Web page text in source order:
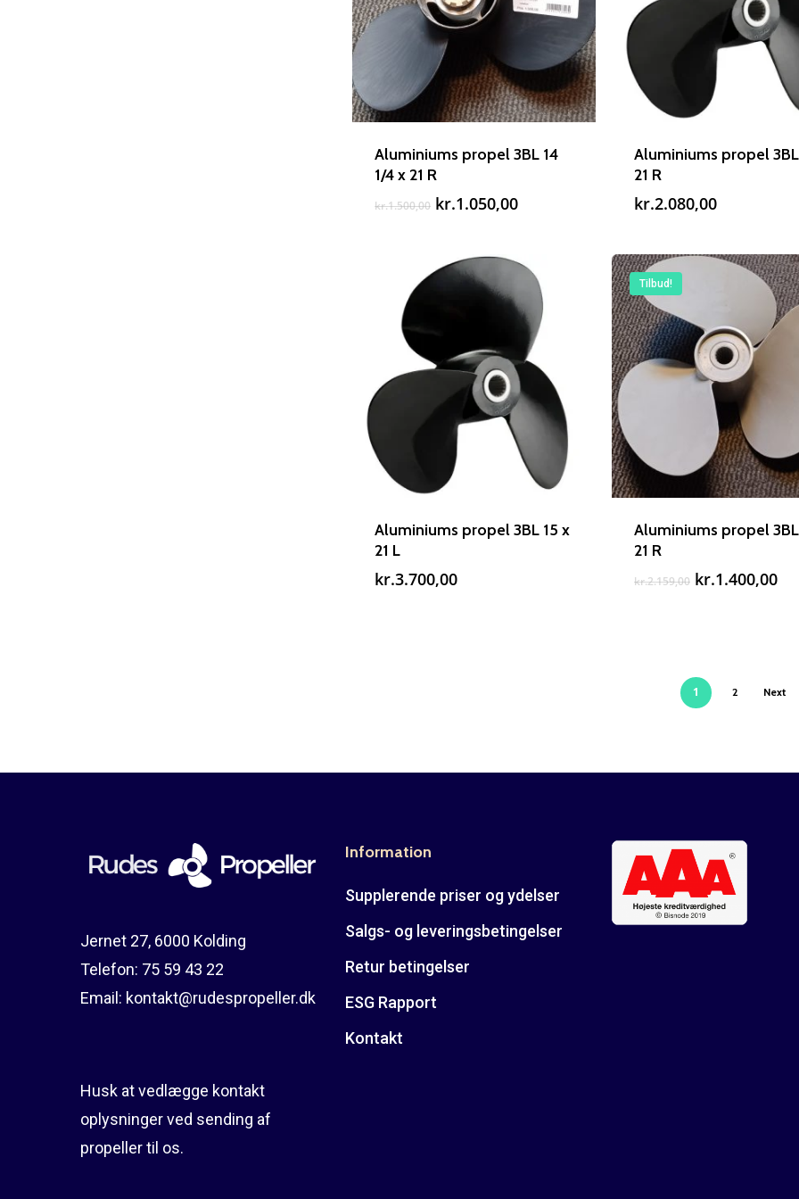
Aluminiums propel 3BL 14
1/4 x 21 R
kr.1.500,00 Den
var:
kr.1.500,00.
kr.1.050,00Den
er:
kr.1.050,00.
Aluminiums propel
21 R
kr.2.080,00
Aluminiums propel 3BL 15 x
21 L
kr.3.700,00
Tilbud!
Aluminiums propel
21 R
kr.2.159,00 Den
kr.1.400,00Den
1 2 Next
Jernet 27, 6000 Kolding
Telefon: 75 59 43 22
Email: kontakt@rudespropeller.dk
Husk at vedlægge kontakt
oplysninger ved sending af
propeller til os.
Information
Supplerende priser og ydelser
Salgs- og leveringsbetingelser
Retur betingelser
ESG Rapport
Kontakt